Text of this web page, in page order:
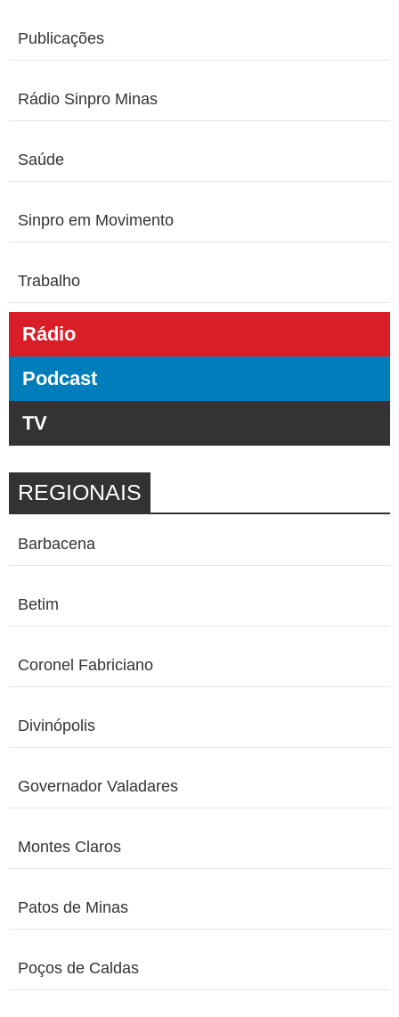
Publicações
Rádio Sinpro Minas
Saúde
Sinpro em Movimento
Trabalho
Rádio
Podcast
TV
REGIONAIS
Barbacena
Betim
Coronel Fabriciano
Divinópolis
Governador Valadares
Montes Claros
Patos de Minas
Poços de Caldas